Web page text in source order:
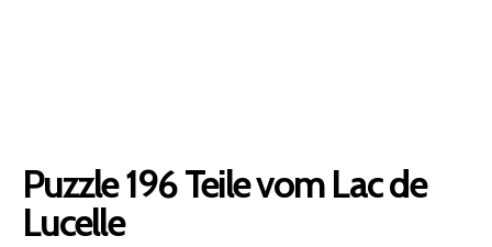
Puzzle 196 Teile vom Lac de
Lucelle